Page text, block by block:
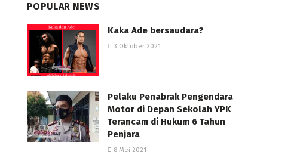
POPULAR NEWS
Kaka Ade bersaudara?
3 Oktober 2021
Pelaku Penabrak Pengendara
Motor di Depan Sekolah YPK
Terancam di Hukum 6 Tahun
Penjara
8 Mei 2021